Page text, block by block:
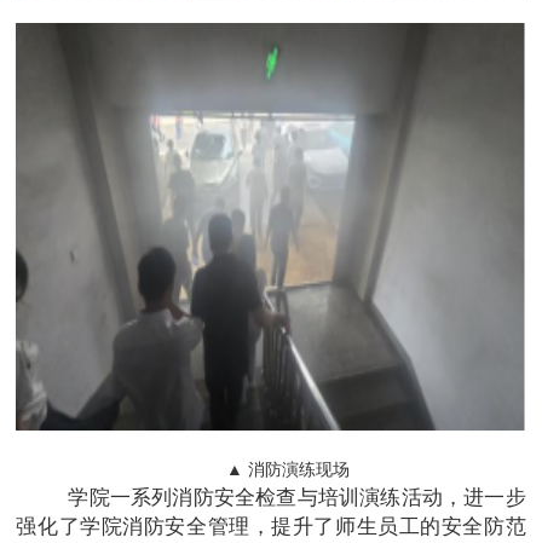
▲ 消防演练现场
学院一系列消防安全检查与培训演练活动，进一步
强化了学院消防安全管理，提升了师生员工的安全防范